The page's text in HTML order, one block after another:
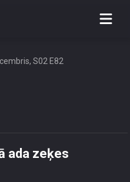
ada zeķes
S02 E82
ada zeķes